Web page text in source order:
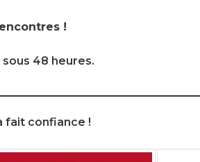
!
48 heures.
fait confiance !